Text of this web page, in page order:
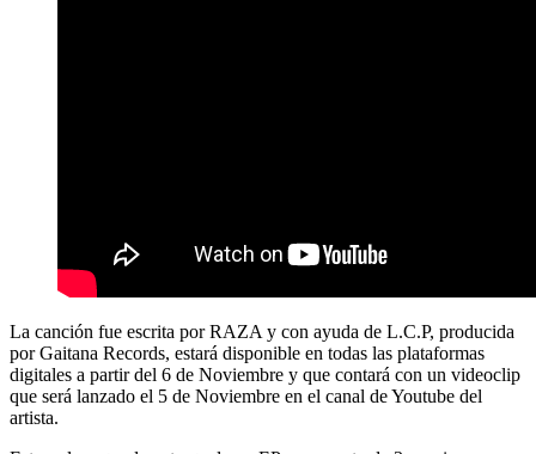
La canción fue escrita por RAZA y con ayuda de L.C.P, producida
por Gaitana Records, estará disponible en todas las plataformas
digitales a partir del 6 de Noviembre y que contará con un videoclip
que será lanzado el 5 de Noviembre en el canal de Youtube del
artista.